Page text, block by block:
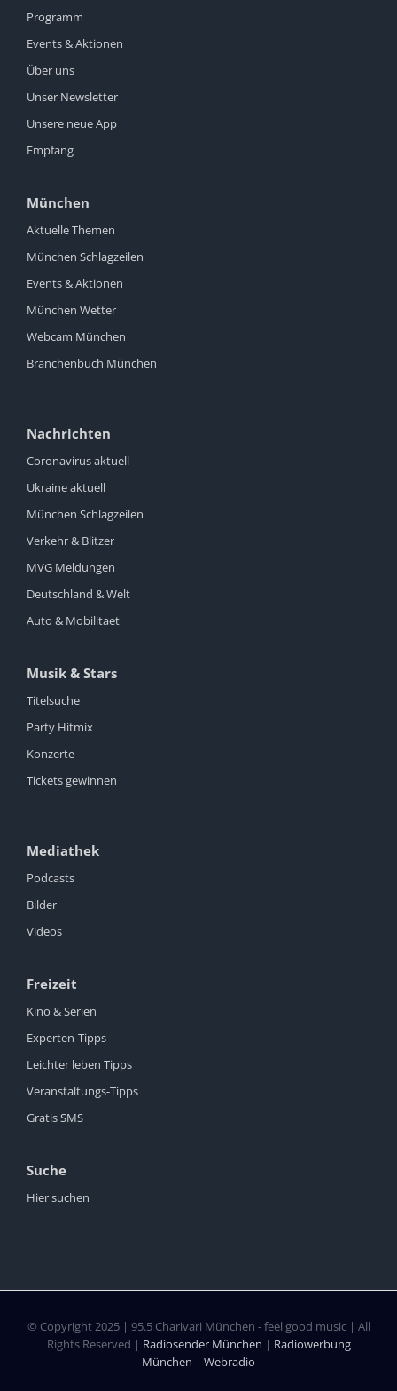
Programm
Events & Aktionen
Über uns
Unser Newsletter
Unsere neue App
Empfang
München
Aktuelle Themen
München Schlagzeilen
Events & Aktionen
München Wetter
Webcam München
Branchenbuch München
Nachrichten
Coronavirus aktuell
Ukraine aktuell
München Schlagzeilen
Verkehr & Blitzer
MVG Meldungen
Deutschland & Welt
Auto & Mobilitaet
Musik & Stars
Titelsuche
Party Hitmix
Konzerte
Tickets gewinnen
Mediathek
Podcasts
Bilder
Videos
Freizeit
Kino & Serien
Experten-Tipps
Leichter leben Tipps
Veranstaltungs-Tipps
Gratis SMS
Suche
Hier suchen
© Copyright 2025 | 95.5 Charivari München - feel good music | All
Rights Reserved | Radiosender München | Radiowerbung
München | Webradio